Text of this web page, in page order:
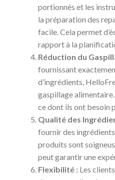
portionnés et les
la préparation des
facile. Cela permet
rapport à la
Réduction du
fournissant
d’ingrédients,
gaspillage alimentaire.
ce dont ils ont besoin
Qualité des
fournir des
produits sont
peut garantir une
Flexibilité : Les